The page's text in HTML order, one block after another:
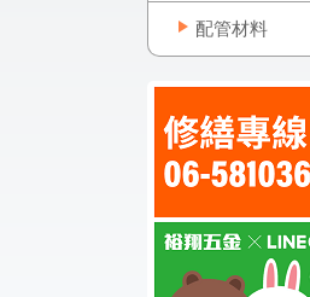
配管材料